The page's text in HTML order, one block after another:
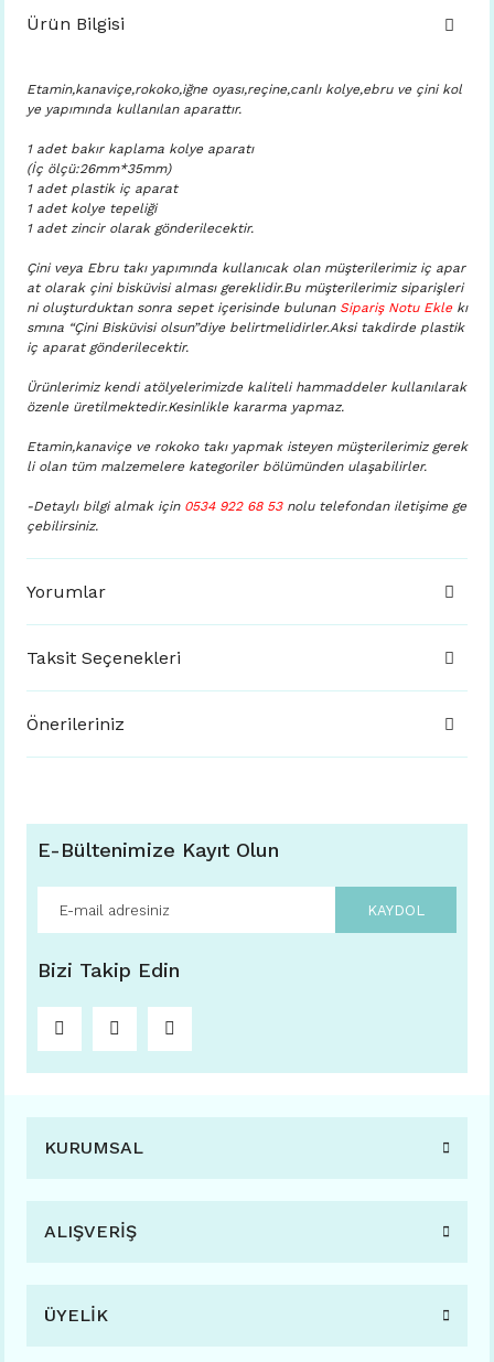
Ürün Bilgisi
Etamin,kanaviçe,rokoko,iğne oyası,reçine,canlı kolye,ebru ve çini kol
ye yapımında kullanılan aparattır.
1 adet bakır kaplama kolye aparatı
(İç ölçü:26mm*35mm)
1 adet plastik iç aparat
1 adet kolye tepeliği
1 adet zincir olarak gönderilecektir.
Çini veya Ebru takı yapımında kullanıcak olan müşterilerimiz iç apar
at olarak çini bisküvisi alması gereklidir.Bu müşterilerimiz siparişleri
ni oluşturduktan sonra sepet içerisinde bulunan Sipariş Notu Ekle kı
smına “Çini Bisküvisi olsun”diye belirtmelidirler.Aksi takdirde plastik
iç aparat gönderilecektir.
Ürünlerimiz kendi atölyelerimizde kaliteli hammaddeler kullanılarak
özenle üretilmektedir.Kesinlikle kararma yapmaz.
Etamin,kanaviçe ve rokoko takı yapmak isteyen müşterilerimiz gerek
li olan tüm malzemelere kategoriler bölümünden ulaşabilirler.
-Detaylı bilgi almak için 0534 922 68 53 nolu telefondan iletişime ge
çebilirsiniz.
Yorumlar
Taksit Seçenekleri
Önerileriniz
E-Bültenimize Kayıt Olun
KAYDOL
Bizi Takip Edin
KURUMSAL
ALIŞVERİŞ
ÜYELİK